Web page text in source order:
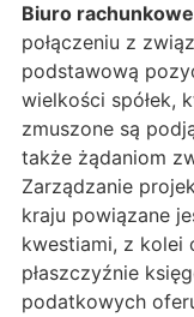
Biuro rachunkowe
połączeniu z
podstawową
wielkości spółek,
zmuszone są
także żądaniom
Zarządzanie
kraju powiązane
kwestiami, z kolei
płaszczyźnie
podatkowych